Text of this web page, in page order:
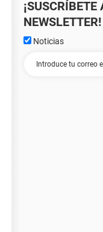
¡SUSCRÍBETE
NEWSLETTER!
Noticias